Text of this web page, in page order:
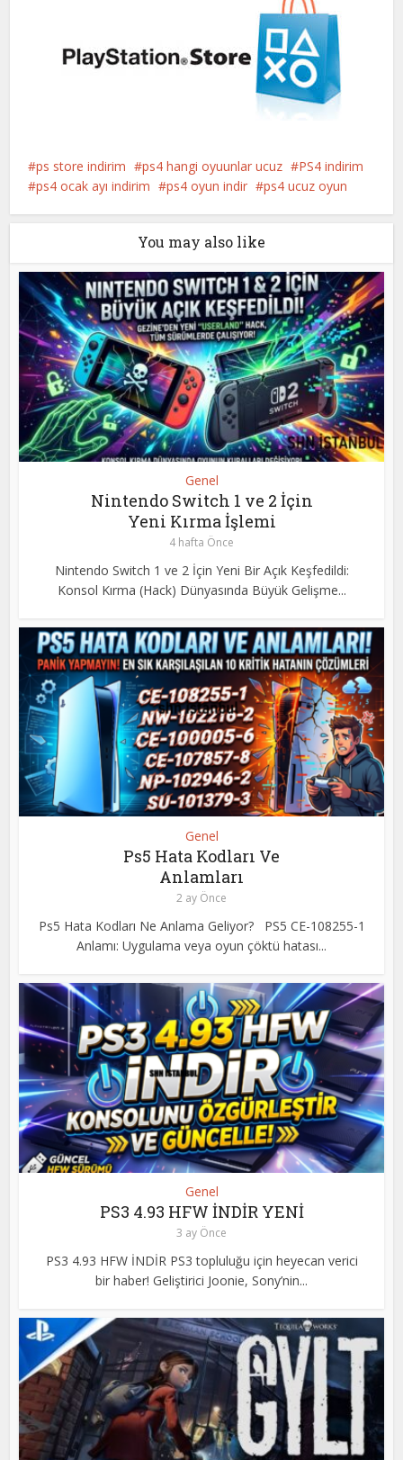
ps store indirim ps4 hangi oyuunlar ucuz
PS4 indirim
ps4 ocak ayı indirim
ps4 oyun indir ps4 ucuz oyun
You may also like
Genel
Nintendo Switch 1 ve 2 İçin
Yeni Kırma İşlemi
4 hafta Önce
Nintendo Switch 1 ve 2 İçin Yeni Bir Açık Keşfedildi:
Konsol Kırma (Hack) Dünyasında Büyük Gelişme...
Genel
Ps5 Hata Kodları Ve
Anlamları
2 ay Önce
Ps5 Hata Kodları Ne Anlama Geliyor? PS5 CE-108255-1
Anlamı: Uygulama veya oyun çöktü hatası...
Genel
PS3 4.93 HFW İNDİR YENİ
3 ay Önce
PS3 4.93 HFW İNDİR PS3 topluluğu için heyecan verici
bir haber! Geliştirici Joonie, Sony’nin...